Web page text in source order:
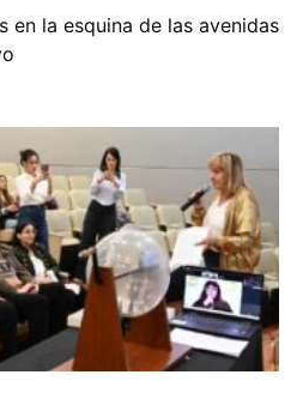
en la esquina de las avenidas